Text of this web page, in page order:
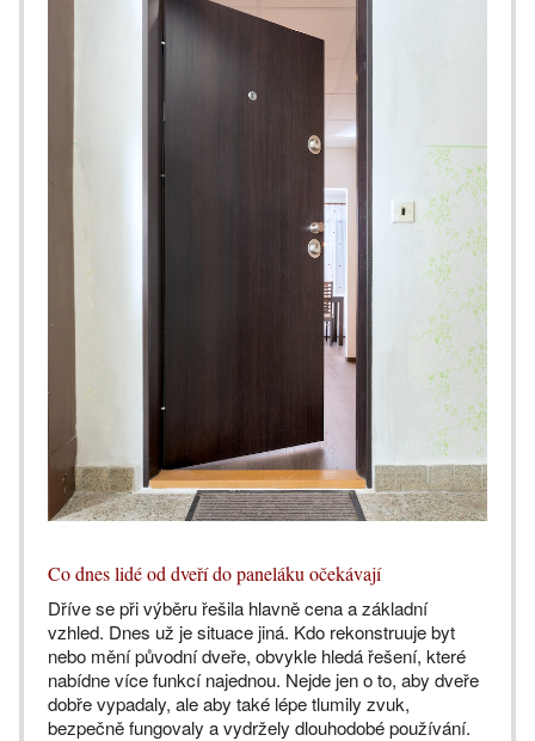
Co dnes lidé od dveří do paneláku očekávají
Dříve se při výběru řešila hlavně cena a základní
vzhled. Dnes už je situace jiná. Kdo rekonstruuje byt
nebo mění původní dveře, obvykle hledá řešení, které
nabídne více funkcí najednou. Nejde jen o to, aby dveře
dobře vypadaly, ale aby také lépe tlumily zvuk,
bezpečně fungovaly a vydržely dlouhodobé používání.